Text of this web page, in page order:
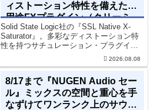
ィストーション特性を備えた多
用途FXプラグイン（クリーミ
ィ＆ウォームなサウンド）
Solid State Logic社の『SSL Native X-
Saturator』。多彩なディストーション特
性を持つサチュレーション・プラグイン
です。音楽制作者、エンジニアの間でも
評価の高い製品です。競合するサチュレ
2026.08.08
8/17まで『NUGEN Audio セー
ル』ミックスの空間と重心を手
なずけてワンランク上のサウン